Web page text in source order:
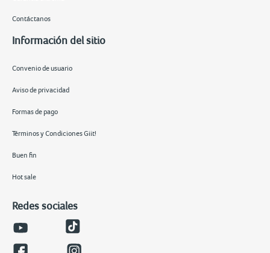
Contáctanos
Información del sitio
Convenio de usuario
Aviso de privacidad
Formas de pago
Términos y Condiciones Giit!
Buen fin
Hot sale
Redes sociales